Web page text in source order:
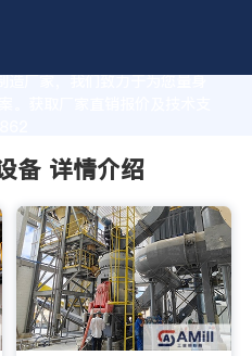
厂家，我们致力于为您量身
获取厂家直销报价及技术支
备 详情介绍